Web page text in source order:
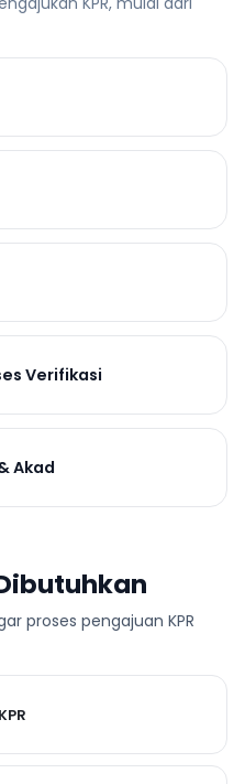
Verifikasi
Akad
proses pengajuan KPR